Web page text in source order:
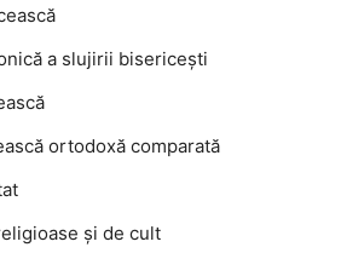
a slujirii bisericești
ortodoxă comparată
și de cult